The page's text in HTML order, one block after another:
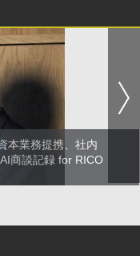
本業務提携、社内
商談記録 for RICO